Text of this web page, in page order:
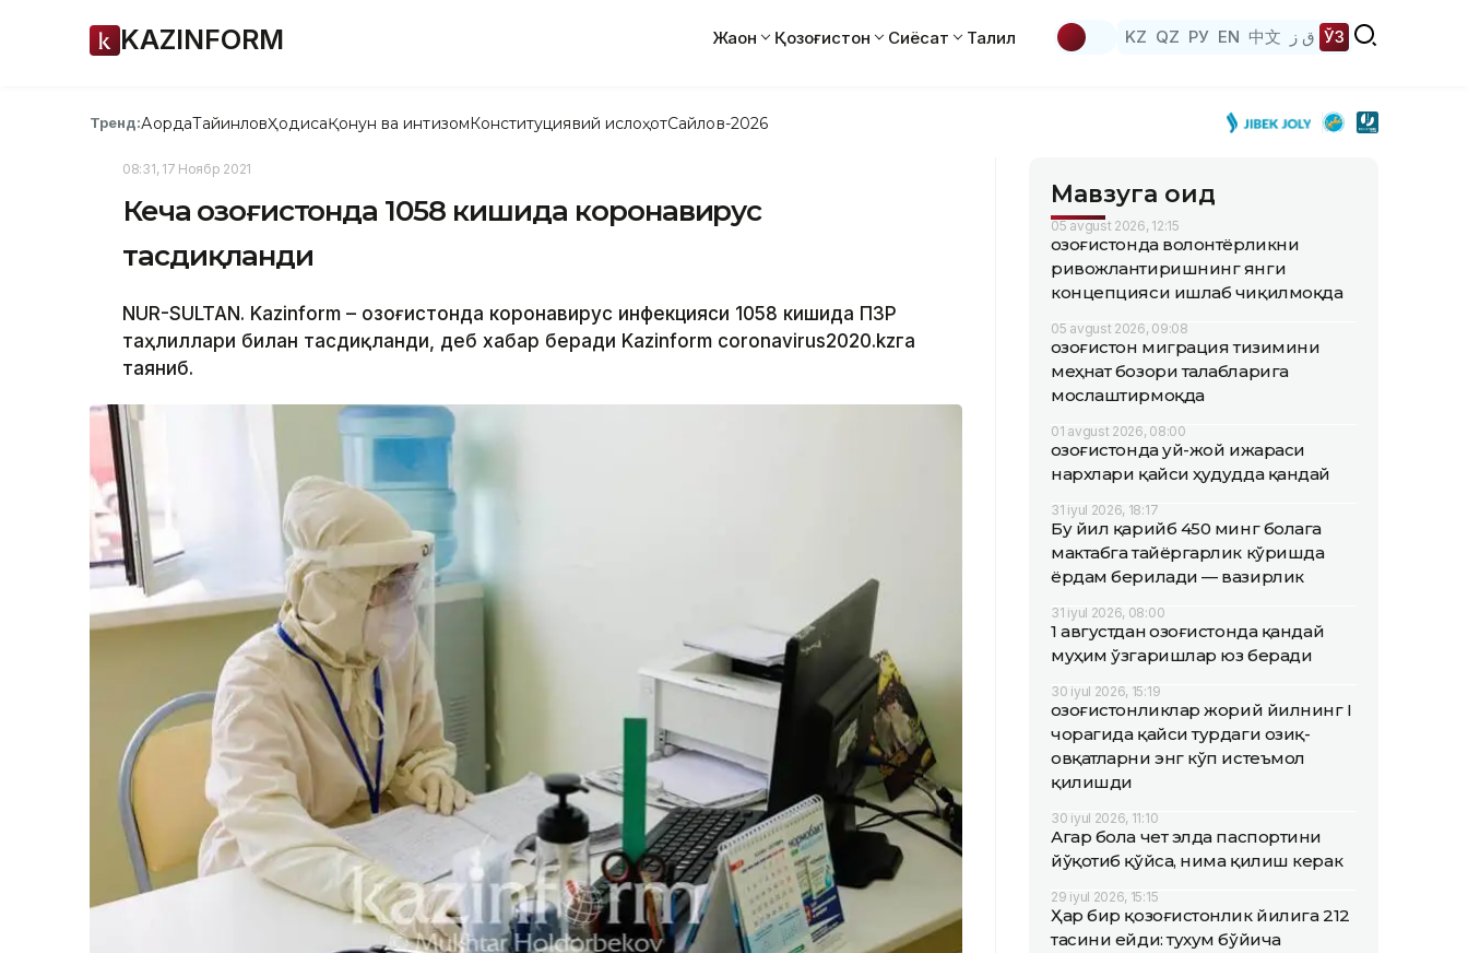
KAZINFORM Жаҳон Қозоғистон Сиёсат Таҳлил KZ QZ РУ EN 中文 ق ز ЎЗ
Тренд:АқордаТайинловҲодисаҚонун ва интизомКонституциявий ислоҳотСайлов-2026
08:31, 17 Ноябр 2021
Кеча Қозоғистонда 1058 кишида коронавирус
тасдиқланди
NUR-SULTAN. Kazinform – Қозоғистонда коронавирус инфекцияси 1058 кишида ПЗР
таҳлиллари билан тасдиқланди, деб хабар беради Kazinform coronavirus2020.kzга
таяниб.
Мавзуга оид
05 avgust 2026, 12:15
Қозоғистонда волонтёрликни
ривожлантиришнинг янги
концепцияси ишлаб чиқилмоқда
05 avgust 2026, 09:08
Қозоғистон миграция тизимини
меҳнат бозори талабларига
мослаштирмоқда
01 avgust 2026, 08:00
Қозоғистонда уй-жой ижараси
нархлари қайси ҳудудда қандай
31 iyul 2026, 18:17
Бу йил қарийб 450 минг болага
мактабга тайёргарлик кўришда
ёрдам берилади — вазирлик
31 iyul 2026, 08:00
1 августдан Қозоғистонда қандай
муҳим ўзгаришлар юз беради
30 iyul 2026, 15:19
Қозоғистонликлар жорий йилнинг I
чорагида қайси турдаги озиқ-
овқатларни энг кўп истеъмол
қилишди
30 iyul 2026, 11:10
Агар бола чет элда паспортини
йўқотиб қўйса, нима қилиш керак
29 iyul 2026, 15:15
Ҳар бир қозоғистонлик йилига 212
тасини ейди: тухум бўйича